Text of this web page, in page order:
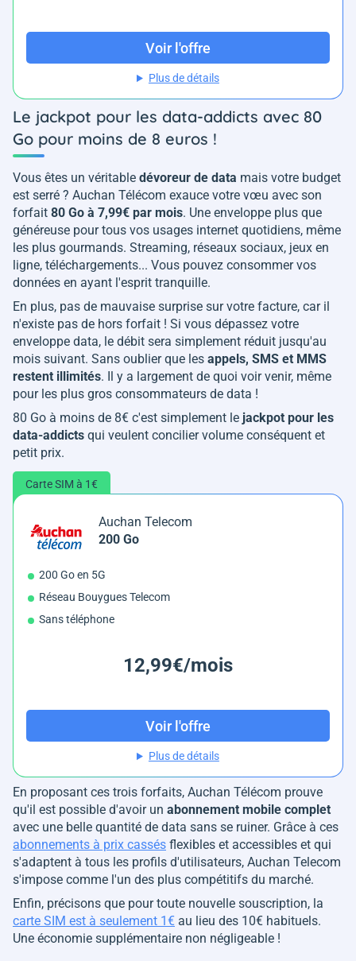
Voir l'offre
Plus de détails
Le jackpot pour les data-addicts avec 80
Go pour moins de 8 euros !
Vous êtes un véritable dévoreur de data mais votre budget
est serré ? Auchan Télécom exauce votre vœu avec son
forfait 80 Go à 7,99€ par mois. Une enveloppe plus que
généreuse pour tous vos usages internet quotidiens, même
les plus gourmands. Streaming, réseaux sociaux, jeux en
ligne, téléchargements... Vous pouvez consommer vos
données en ayant l'esprit tranquille.
En plus, pas de mauvaise surprise sur votre facture, car il
n'existe pas de hors forfait ! Si vous dépassez votre
enveloppe data, le débit sera simplement réduit jusqu'au
mois suivant. Sans oublier que les appels, SMS et MMS
restent illimités. Il y a largement de quoi voir venir, même
pour les plus gros consommateurs de data !
80 Go à moins de 8€ c'est simplement le jackpot pour les
data-addicts qui veulent concilier volume conséquent et
petit prix.
Carte SIM à 1€
Auchan Telecom
200 Go
200 Go en 5G
Réseau Bouygues Telecom
Sans téléphone
12,99€/mois
Voir l'offre
Plus de détails
En proposant ces trois forfaits, Auchan Télécom prouve
qu'il est possible d'avoir un abonnement mobile complet
avec une belle quantité de data sans se ruiner. Grâce à ces
abonnements à prix cassés flexibles et accessibles et qui
s'adaptent à tous les profils d'utilisateurs, Auchan Telecom
s'impose comme l'un des plus compétitifs du marché.
Enfin, précisons que pour toute nouvelle souscription, la
carte SIM est à seulement 1€ au lieu des 10€ habituels.
Une économie supplémentaire non négligeable !